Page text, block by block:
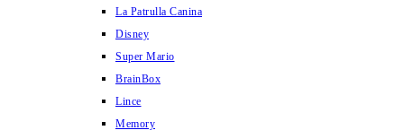
La Patrulla Canina
Disney
Super Mario
BrainBox
Lince
Memory